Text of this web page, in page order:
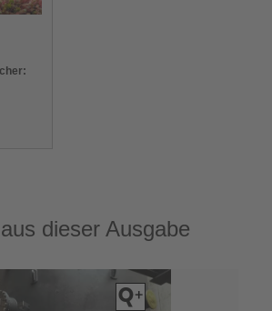
dieser Ausgabe